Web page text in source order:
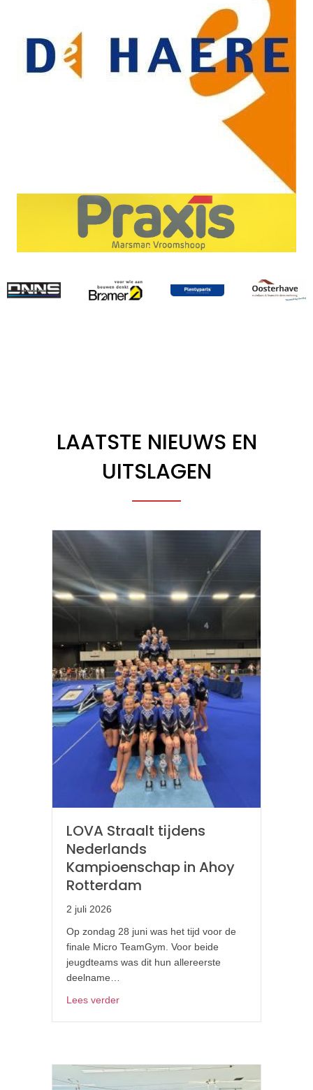
LAATSTE NIEUWS EN
UITSLAGEN
LOVA Straalt tijdens
Nederlands
Kampioenschap in Ahoy
Rotterdam
2 juli 2026
Op zondag 28 juni was het tijd voor de
finale Micro TeamGym. Voor beide
jeugdteams was dit hun allereerste
deelname…
Lees verderabout LOVA Straalt tijdens Nederlands